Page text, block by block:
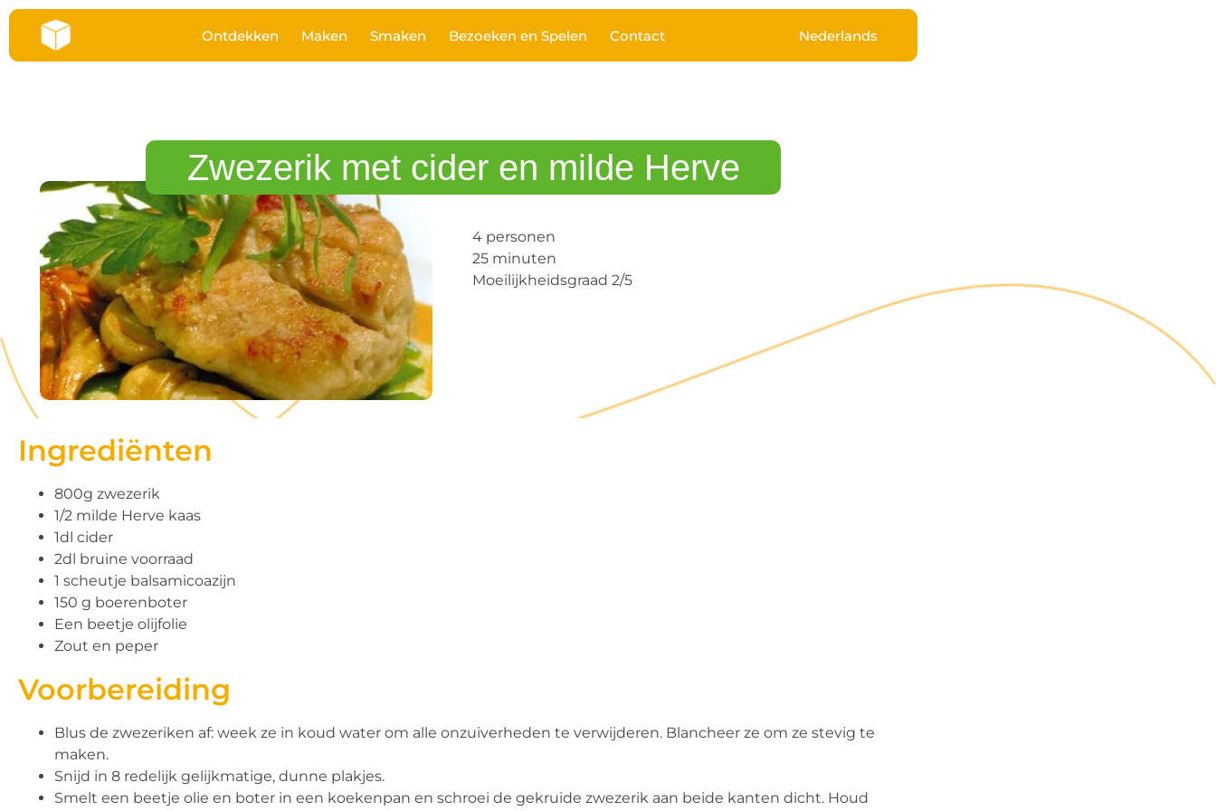
Ontdekken Maken Smaken Bezoeken en Spelen Contact Nederlands
Zwezerik met cider en milde Herve
4 personen
25 minuten
Moeilijkheidsgraad 2/5
Ingrediënten
800g zwezerik
1/2 milde Herve kaas
1dl cider
2dl bruine voorraad
1 scheutje balsamicoazijn
150 g boerenboter
Een beetje olijfolie
Zout en peper
Voorbereiding
Blus de zwezeriken af: week ze in koud water om alle onzuiverheden te verwijderen. Blancheer ze om ze stevig te
maken.
Snijd in 8 redelijk gelijkmatige, dunne plakjes.
Smelt een beetje olie en boter in een koekenpan en schroei de gekruide zwezerik aan beide kanten dicht. Houd